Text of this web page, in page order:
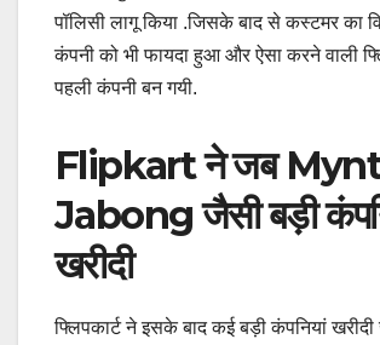
पॉलिसी लागू किया .जिसके बाद से कस्टमर का
कंपनी को भी फायदा हुआ और ऐसा करने वाली
पहली कंपनी बन गयी.
Flipkart ने जब
Jabong जैसी बड़ी
खरीदी
फ्लिपकार्ट ने इसके बाद कई बड़ी कंपनियां